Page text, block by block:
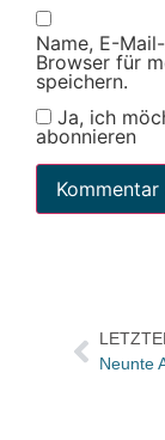
Name, E-
Browser für
speichern.
Ja, ich
abonnieren